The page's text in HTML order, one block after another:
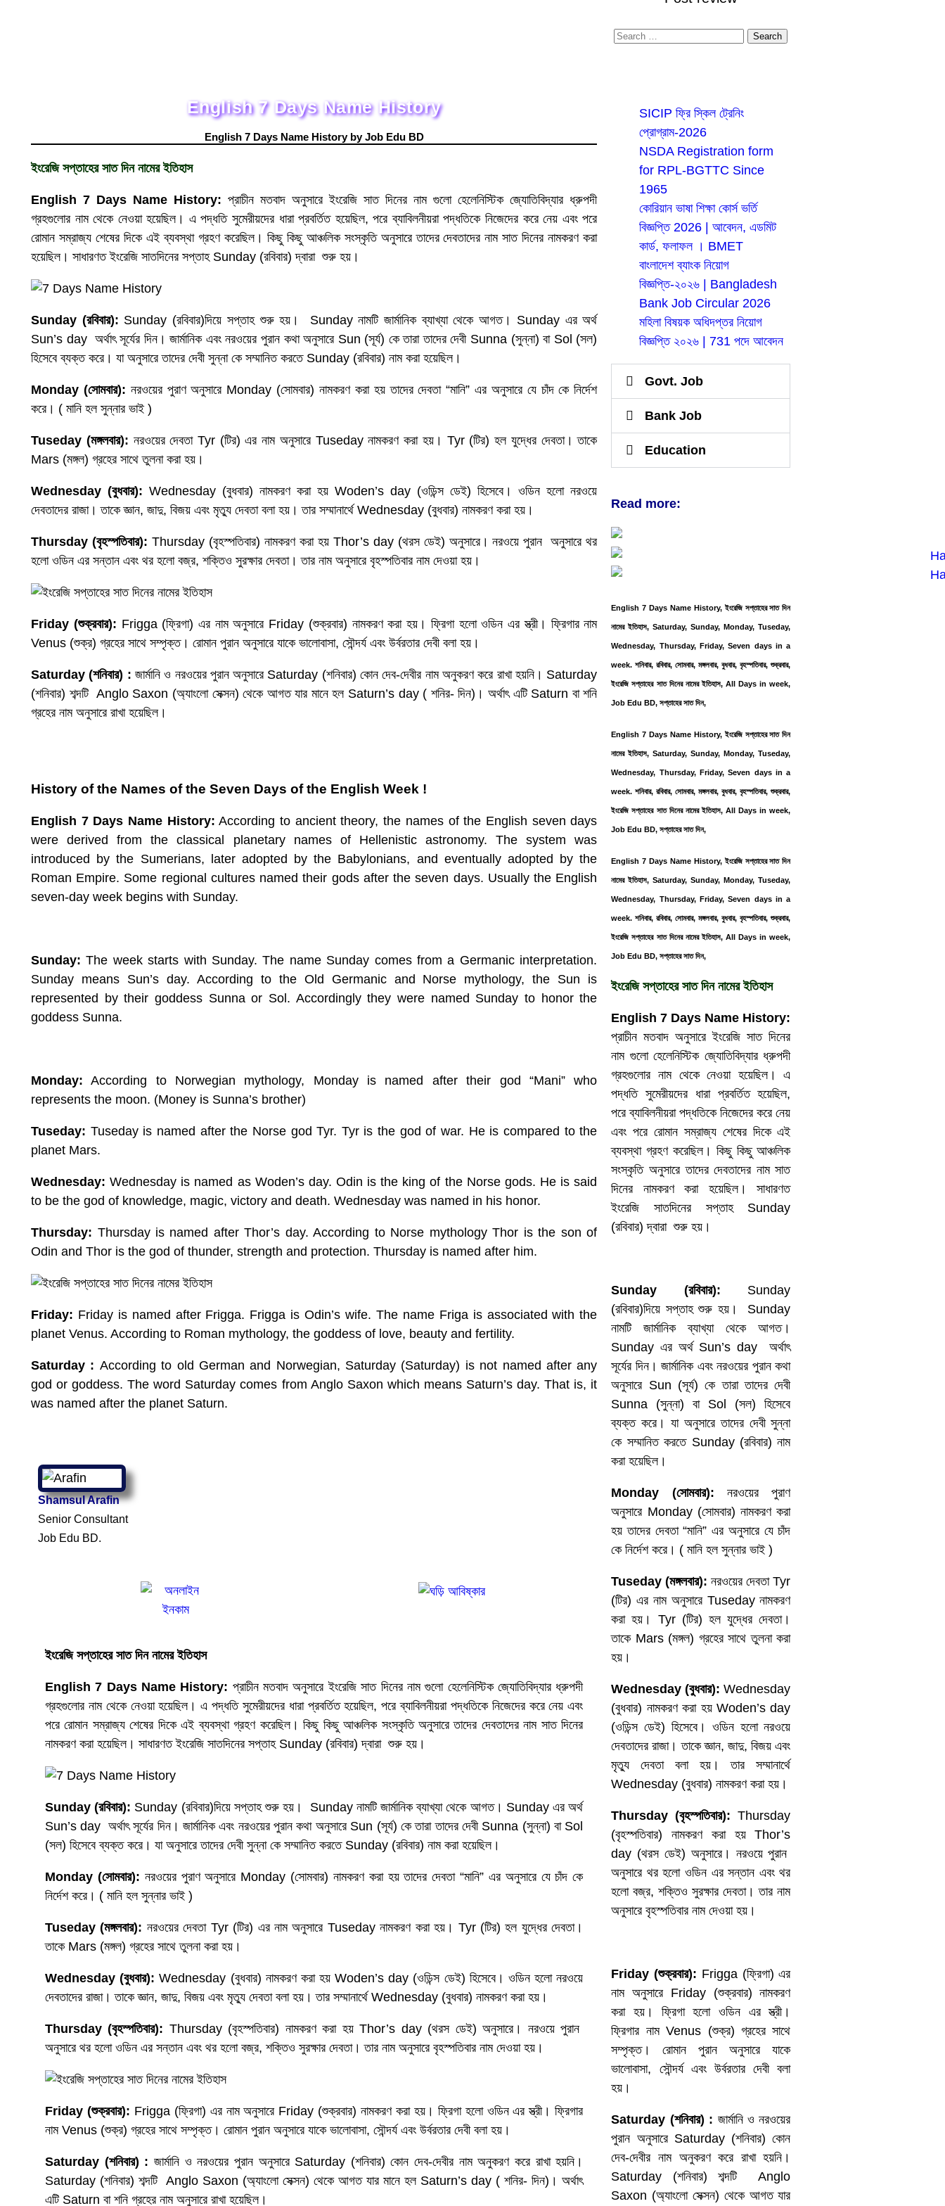
English 7 Days Name History
English 7 Days Name History by Job Edu BD
ইংরেজি সপ্তাহের সাত দিন নামের ইতিহাস
English 7 Days Name History:প্রাচীন মতবাদ অনুসারে ইংরেজি সাত দিনের নাম গুলো হেলেনিস্টিক জ্যোতিবিদ্যার ধ্রুপদী
গ্রহগুলোর নাম থেকে নেওয়া হয়েছিল। এ পদ্ধতি সুমেরীয়দের ধারা প্রবর্তিত হয়েছিল, পরে ব্যাবিলনীয়রা পদ্ধতিকে নিজেদের করে নেয় এবং পরে
রোমান সম্রাজ্য শেষের দিকে এই ব্যবস্থা গ্রহণ করেছিল। কিছু কিছু আঞ্চলিক সংস্কৃতি অনুসারে তাদের দেবতাদের নাম সাত দিনের নামকরণ করা
হয়েছিল। সাধারণত ইংরেজি সাতদিনের সপ্তাহ Sunday (রবিবার) দ্বারা শুরু হয়।
Sunday (রবিবার): Sunday (রবিবার)দিয়ে সপ্তাহ শুরু হয়। Sunday নামটি জার্মানিক ব্যাখ্যা থেকে আগত। Sunday এর অর্থ
Sun’s day অর্থাৎ সূর্যের দিন। জার্মানিক এবং নরওয়ের পুরান কথা অনুসারে Sun (সূর্য) কে তারা তাদের দেবী Sunna (সুন্না) বা Sol (সল)
হিসেবে ব্যক্ত করে। যা অনুসারে তাদের দেবী সুন্না কে সম্মানিত করতে Sunday (রবিবার) নাম করা হয়েছিল।
Monday (সোমবার): নরওয়ের পুরাণ অনুসারে Monday (সোমবার) নামকরণ করা হয় তাদের দেবতা “মানি” এর অনুসারে যে চাঁদ কে নির্দেশ
করে। ( মানি হল সুন্নার ভাই )
Tuseday (মঙ্গলবার): নরওয়ের দেবতা Tyr (টির) এর নাম অনুসারে Tuseday নামকরণ করা হয়। Tyr (টির) হল যুদ্ধের দেবতা। তাকে
Mars (মঙ্গল) গ্রহের সাথে তুলনা করা হয়।
Wednesday (বুধবার):Wednesday (বুধবার) নামকরণ করা হয় Woden’s day (ওডিন্স ডেই) হিসেবে। ওডিন হলো নরওয়ে
দেবতাদের রাজা। তাকে জ্ঞান, জাদু, বিজয় এবং মৃত্যু দেবতা বলা হয়। তার সম্মানার্থে Wednesday (বুধবার) নামকরণ করা হয়।
Thursday (বৃহস্পতিবার): Thursday (বৃহস্পতিবার) নামকরণ করা হয় Thor’s day (থরস ডেই) অনুসারে। নরওয়ে পুরান অনুসারে থর
হলো ওডিন এর সন্তান এবং থর হলো বজ্র, শক্তিও সুরক্ষার দেবতা। তার নাম অনুসারে বৃহস্পতিবার নাম দেওয়া হয়।
Friday (শুক্রবার): Frigga (ফ্রিগা) এর নাম অনুসারে Friday (শুক্রবার) নামকরণ করা হয়। ফ্রিগা হলো ওডিন এর স্ত্রী। ফ্রিগার নাম
Venus (শুক্র) গ্রহের সাথে সম্পৃক্ত। রোমান পুরান অনুসারে যাকে ভালোবাসা, সৌন্দর্য এবং উর্বরতার দেবী বলা হয়।
Saturday (শনিবার) : জার্মানি ও নরওয়ের পুরান অনুসারে Saturday (শনিবার) কোন দেব-দেবীর নাম অনুকরণ করে রাখা হয়নি। Saturday
(শনিবার) শব্দটি Anglo Saxon (অ্যাংলো সেক্সন) থেকে আগত যার মানে হল Saturn’s day ( শনির- দিন)। অর্থাৎ এটি Saturn বা শনি
গ্রহের নাম অনুসারে রাখা হয়েছিল।
History of the Names of the Seven Days of the English Week !
English 7 Days Name History: According to ancient theory, the names of the English seven days
were derived from the classical planetary names of Hellenistic astronomy. The system was
introduced by the Sumerians, later adopted by the Babylonians, and eventually adopted by the
Roman Empire. Some regional cultures named their gods after the seven days. Usually the English
seven-day week begins with Sunday.
Sunday: The week starts with Sunday. The name Sunday comes from a Germanic interpretation.
Sunday means Sun’s day. According to the Old Germanic and Norse mythology, the Sun is
represented by their goddess Sunna or Sol. Accordingly they were named Sunday to honor the
goddess Sunna.
Monday: According to Norwegian mythology, Monday is named after their god “Mani” who
represents the moon. (Money is Sunna’s brother)
Tuseday: Tuseday is named after the Norse god Tyr. Tyr is the god of war. He is compared to the
planet Mars.
Wednesday: Wednesday is named as Woden’s day. Odin is the king of the Norse gods. He is said
to be the god of knowledge, magic, victory and death. Wednesday was named in his honor.
Thursday: Thursday is named after Thor’s day. According to Norse mythology Thor is the son of
Odin and Thor is the god of thunder, strength and protection. Thursday is named after him.
Friday: Friday is named after Frigga. Frigga is Odin’s wife. The name Friga is associated with the
planet Venus. According to Roman mythology, the goddess of love, beauty and fertility.
Saturday : According to old German and Norwegian, Saturday (Saturday) is not named after any
god or goddess. The word Saturday comes from Anglo Saxon which means Saturn’s day. That is, it
was named after the planet Saturn.
Shamsul Arafin
Senior Consultant
Job Edu BD.
ইংরেজি সপ্তাহের সাত দিন নামের ইতিহাস
English 7 Days Name History: প্রাচীন মতবাদ অনুসারে ইংরেজি সাত দিনের নাম গুলো হেলেনিস্টিক জ্যোতিবিদ্যার ধ্রুপদী
গ্রহগুলোর নাম থেকে নেওয়া হয়েছিল। এ পদ্ধতি সুমেরীয়দের ধারা প্রবর্তিত হয়েছিল, পরে ব্যাবিলনীয়রা পদ্ধতিকে নিজেদের করে নেয় এবং
পরে রোমান সম্রাজ্য শেষের দিকে এই ব্যবস্থা গ্রহণ করেছিল। কিছু কিছু আঞ্চলিক সংস্কৃতি অনুসারে তাদের দেবতাদের নাম সাত দিনের
নামকরণ করা হয়েছিল। সাধারণত ইংরেজি সাতদিনের সপ্তাহ Sunday (রবিবার) দ্বারা শুরু হয়।
Sunday (রবিবার): Sunday (রবিবার)দিয়ে সপ্তাহ শুরু হয়। Sunday নামটি জার্মানিক ব্যাখ্যা থেকে আগত। Sunday এর অর্থ
Sun’s day অর্থাৎ সূর্যের দিন। জার্মানিক এবং নরওয়ের পুরান কথা অনুসারে Sun (সূর্য) কে তারা তাদের দেবী Sunna (সুন্না) বা Sol
(সল) হিসেবে ব্যক্ত করে। যা অনুসারে তাদের দেবী সুন্না কে সম্মানিত করতে Sunday (রবিবার) নাম করা হয়েছিল।
Monday (সোমবার): নরওয়ের পুরাণ অনুসারে Monday (সোমবার) নামকরণ করা হয় তাদের দেবতা “মানি” এর অনুসারে যে চাঁদ কে
নির্দেশ করে। ( মানি হল সুন্নার ভাই )
Tuseday (মঙ্গলবার): নরওয়ের দেবতা Tyr (টির) এর নাম অনুসারে Tuseday নামকরণ করা হয়। Tyr (টির) হল যুদ্ধের দেবতা।
তাকে Mars (মঙ্গল) গ্রহের সাথে তুলনা করা হয়।
Wednesday (বুধবার):Wednesday (বুধবার) নামকরণ করা হয় Woden’s day (ওডিন্স ডেই) হিসেবে। ওডিন হলো নরওয়ে
দেবতাদের রাজা। তাকে জ্ঞান, জাদু, বিজয় এবং মৃত্যু দেবতা বলা হয়। তার সম্মানার্থে Wednesday (বুধবার) নামকরণ করা হয়।
Thursday (বৃহস্পতিবার): Thursday (বৃহস্পতিবার) নামকরণ করা হয় Thor’s day (থরস ডেই) অনুসারে। নরওয়ে পুরান
অনুসারে থর হলো ওডিন এর সন্তান এবং থর হলো বজ্র, শক্তিও সুরক্ষার দেবতা। তার নাম অনুসারে বৃহস্পতিবার নাম দেওয়া হয়।
Friday (শুক্রবার): Frigga (ফ্রিগা) এর নাম অনুসারে Friday (শুক্রবার) নামকরণ করা হয়। ফ্রিগা হলো ওডিন এর স্ত্রী। ফ্রিগার
নাম Venus (শুক্র) গ্রহের সাথে সম্পৃক্ত। রোমান পুরান অনুসারে যাকে ভালোবাসা, সৌন্দর্য এবং উর্বরতার দেবী বলা হয়।
Saturday (শনিবার) : জার্মানি ও নরওয়ের পুরান অনুসারে Saturday (শনিবার) কোন দেব-দেবীর নাম অনুকরণ করে রাখা হয়নি।
Saturday (শনিবার) শব্দটি Anglo Saxon (অ্যাংলো সেক্সন) থেকে আগত যার মানে হল Saturn’s day ( শনির- দিন)। অর্থাৎ
এটি Saturn বা শনি গ্রহের নাম অনুসারে রাখা হয়েছিল।
SICIP ফ্রি স্কিল ট্রেনিং
প্রোগ্রাম-2026
NSDA Registration form
for RPL-BGTTC Since
1965
কোরিয়ান ভাষা শিক্ষা কোর্স ভর্তি
বিজ্ঞপ্তি 2026 | আবেদন, এডমিট
কার্ড, ফলাফল । BMET
বাংলাদেশ ব্যাংক নিয়োগ
বিজ্ঞপ্তি-২০২৬ | Bangladesh
Bank Job Circular 2026
মহিলা বিষয়ক অধিদপ্তর নিয়োগ
বিজ্ঞপ্তি ২০২৬ | 731 পদে আবেদন
Govt. Job
Bank Job
Education
Read more:
English 7 Days Name History, ইংরেজি সপ্তাহের সাত দিন
নামের ইতিহাস, Saturday, Sunday, Monday, Tuseday,
Wednesday, Thursday, Friday, Seven days in a
week. শনিবার, রবিবার, সোমবার, মঙ্গলবার, বুধবার, বৃহস্পতিবার, শুক্রবার,
ইংরেজি সপ্তাহের সাত দিনের নামের ইতিহাস, All Days in week,
Job Edu BD, সপ্তাহের সাত দিন,
English 7 Days Name History, ইংরেজি সপ্তাহের সাত দিন
নামের ইতিহাস, Saturday, Sunday, Monday, Tuseday,
Wednesday, Thursday, Friday, Seven days in a
week. শনিবার, রবিবার, সোমবার, মঙ্গলবার, বুধবার, বৃহস্পতিবার, শুক্রবার,
ইংরেজি সপ্তাহের সাত দিনের নামের ইতিহাস, All Days in week,
Job Edu BD, সপ্তাহের সাত দিন,
English 7 Days Name History, ইংরেজি সপ্তাহের সাত দিন
নামের ইতিহাস, Saturday, Sunday, Monday, Tuseday,
Wednesday, Thursday, Friday, Seven days in a
week. শনিবার, রবিবার, সোমবার, মঙ্গলবার, বুধবার, বৃহস্পতিবার, শুক্রবার,
ইংরেজি সপ্তাহের সাত দিনের নামের ইতিহাস, All Days in week,
Job Edu BD, সপ্তাহের সাত দিন,
ইংরেজি সপ্তাহের সাত দিন নামের ইতিহাস
English 7 Days Name History:
প্রাচীন মতবাদ অনুসারে ইংরেজি সাত দিনের
নাম গুলো হেলেনিস্টিক জ্যোতিবিদ্যার ধ্রুপদী
গ্রহগুলোর নাম থেকে নেওয়া হয়েছিল। এ
পদ্ধতি সুমেরীয়দের ধারা প্রবর্তিত হয়েছিল,
পরে ব্যাবিলনীয়রা পদ্ধতিকে নিজেদের করে নেয়
এবং পরে রোমান সম্রাজ্য শেষের দিকে এই
ব্যবস্থা গ্রহণ করেছিল। কিছু কিছু আঞ্চলিক
সংস্কৃতি অনুসারে তাদের দেবতাদের নাম সাত
দিনের নামকরণ করা হয়েছিল। সাধারণত
ইংরেজি সাতদিনের সপ্তাহ Sunday
(রবিবার) দ্বারা শুরু হয়।
Sunday (রবিবার): Sunday
(রবিবার)দিয়ে সপ্তাহ শুরু হয়। Sunday
নামটি জার্মানিক ব্যাখ্যা থেকে আগত।
Sunday এর অর্থ Sun’s day অর্থাৎ
সূর্যের দিন। জার্মানিক এবং নরওয়ের পুরান কথা
অনুসারে Sun (সূর্য) কে তারা তাদের দেবী
Sunna (সুন্না) বা Sol (সল) হিসেবে
ব্যক্ত করে। যা অনুসারে তাদের দেবী সুন্না
কে সম্মানিত করতে Sunday (রবিবার) নাম
করা হয়েছিল।
Monday (সোমবার):নরওয়ের পুরাণ
অনুসারে Monday (সোমবার) নামকরণ করা
হয় তাদের দেবতা “মানি” এর অনুসারে যে চাঁদ
কে নির্দেশ করে। ( মানি হল সুন্নার ভাই )
Tuseday (মঙ্গলবার):নরওয়ের দেবতা Tyr
(টির) এর নাম অনুসারে Tuseday নামকরণ
করা হয়। Tyr (টির) হল যুদ্ধের দেবতা।
তাকে Mars (মঙ্গল) গ্রহের সাথে তুলনা করা
হয়।
Wednesday (বুধবার):Wednesday
(বুধবার) নামকরণ করা হয় Woden’s day
(ওডিন্স ডেই) হিসেবে। ওডিন হলো নরওয়ে
দেবতাদের রাজা। তাকে জ্ঞান, জাদু, বিজয় এবং
মৃত্যু দেবতা বলা হয়। তার সম্মানার্থে
Wednesday (বুধবার) নামকরণ করা হয়।
Thursday (বৃহস্পতিবার):Thursday
(বৃহস্পতিবার) নামকরণ করা হয় Thor’s
day (থরস ডেই) অনুসারে। নরওয়ে পুরান
অনুসারে থর হলো ওডিন এর সন্তান এবং থর
হলো বজ্র, শক্তিও সুরক্ষার দেবতা। তার নাম
অনুসারে বৃহস্পতিবার নাম দেওয়া হয়।
Friday (শুক্রবার): Frigga (ফ্রিগা) এর
নাম অনুসারে Friday (শুক্রবার) নামকরণ
করা হয়। ফ্রিগা হলো ওডিন এর স্ত্রী।
ফ্রিগার নাম Venus (শুক্র) গ্রহের সাথে
সম্পৃক্ত। রোমান পুরান অনুসারে যাকে
ভালোবাসা, সৌন্দর্য এবং উর্বরতার দেবী বলা
হয়।
Saturday (শনিবার) : জার্মানি ও নরওয়ের
পুরান অনুসারে Saturday (শনিবার) কোন
দেব-দেবীর নাম অনুকরণ করে রাখা হয়নি।
Saturday (শনিবার) শব্দটি Anglo
Saxon (অ্যাংলো সেক্সন) থেকে আগত যার